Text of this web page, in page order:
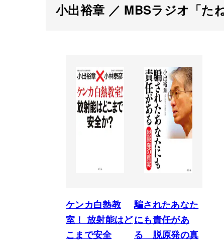
小出裕章 ／ MBSラジオ「た
ケンカ白熱教
室！ 放射能はど
こまで安全
騙されたあなた
にも責任があ
る 脱原発の真